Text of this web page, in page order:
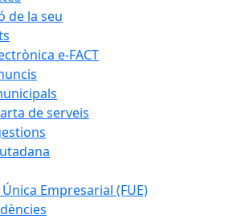
de la seu
e-FACT
de serveis
Empresarial (FUE)